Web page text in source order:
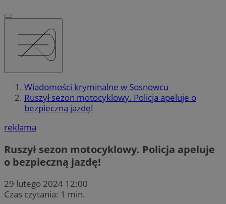
Wiadomości kryminalne w Sosnowcu
Ruszył sezon motocyklowy. Policja apeluje o
bezpieczną jazdę!
reklama
Ruszył sezon motocyklowy. Policja apeluje
o bezpieczną jazdę!
29 lutego 2024 12:00
Czas czytania: 1 min.